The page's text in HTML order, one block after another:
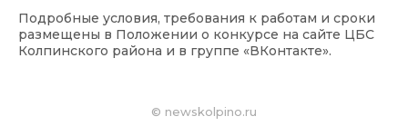
Подробные условия, требования к работам и сроки
размещены в Положении о конкурсе на сайте ЦБС
Колпинского района и в группе «ВКонтакте».
© newskolpino.ru